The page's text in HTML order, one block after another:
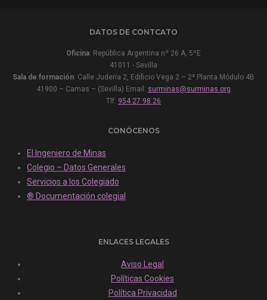
DATOS DE CONTCATO
Oficina: República Argentina nº 26 A, 5ºE
41011 - Sevilla
Sala de formación: Calle Judería 2, Edificio Vega 2 – 2ª Planta Módulo 4B
41900 – Camas – (Sevilla) Email: surminas@surminas.org
Tlf: 954 27 98 26
CONÓCENOS
El Ingeniero de Minas
Colegio – Datos Generales
Servicios a los Colegiado
® Documentación colegial
ENLACES LEGALES
Aviso Legal
Políticas Cookies
Política Privacidad